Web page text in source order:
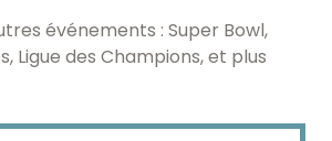
événements : Super Bowl,
Ligue des Champions, et plus